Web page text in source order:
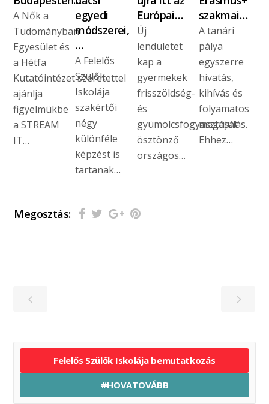
A Nők a
Tudományban
Egyesület és
a Hétfa
Kutatóintézet szeretettel
ajánlja
figyelmükbe
a STREAM
IT…
egyedi
módszerei,
…
A Felelős
Szülők
Iskolája
szakértői
négy
különféle
képzést is
tartanak…
Európai…
Új
lendületet
kap a
gyermekek
frisszöldség-
és
gyümölcsfogyasztását
ösztönző
országos…
szakmai…
A tanári
pálya
egyszerre
hivatás,
kihívás és
folyamatos
megújulás.
Ehhez…
Megosztás:
Felelős Szülők Iskolája bemutatkozás
#HOVATOVÁBB